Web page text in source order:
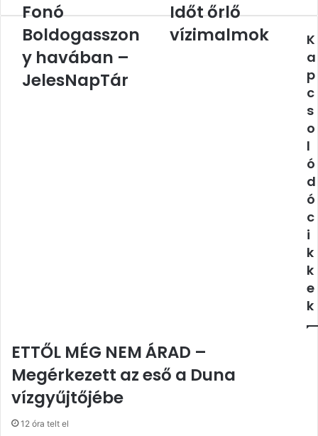
Fonó
havában
–
JelesNapTár
Fonó
Boldogasszon
y havában –
JelesNapTár
Időt
vízimalmok
Időt őrlő
vízimalmok
K
a
p
c
s
o
l
ó
d
ó
c
i
k
k
e
k
ETTŐL MÉG NEM ÁRAD –
Megérkezett az eső a Duna
vízgyűjtőjébe
12 óra telt el